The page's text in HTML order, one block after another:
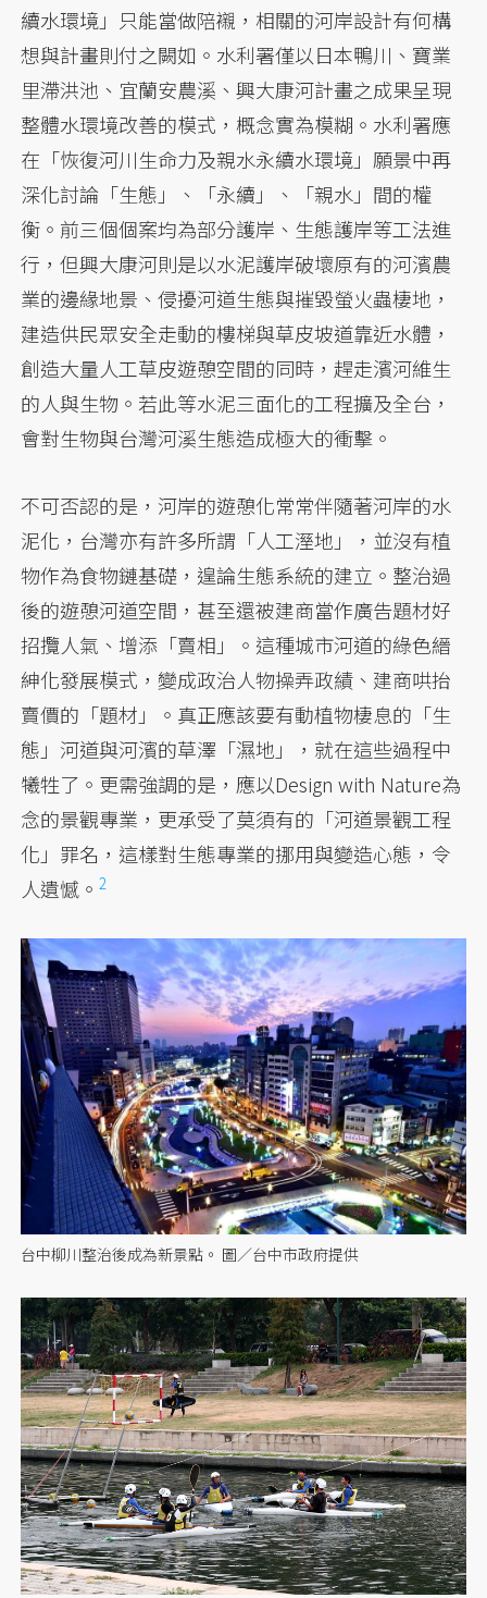
續水環境」只能當做陪襯，相關的河岸設計有何構
想與計畫則付之闕如。水利署僅以日本鴨川、寶業
里滯洪池、宜蘭安農溪、興大康河計畫之成果呈現
整體水環境改善的模式，概念實為模糊。水利署應
在「恢復河川生命力及親水永續水環境」願景中再
深化討論「生態」、「永續」、「親水」間的權
衡。前三個個案均為部分護岸、生態護岸等工法進
行，但興大康河則是以水泥護岸破壞原有的河濱農
業的邊緣地景、侵擾河道生態與摧毀螢火蟲棲地，
建造供民眾安全走動的樓梯與草皮坡道靠近水體，
創造大量人工草皮遊憩空間的同時，趕走濱河維生
的人與生物。若此等水泥三面化的工程擴及全台，
會對生物與台灣河溪生態造成極大的衝擊。
不可否認的是，河岸的遊憩化常常伴隨著河岸的水
泥化，台灣亦有許多所謂「人工溼地」，並沒有植
物作為食物鏈基礎，遑論生態系統的建立。整治過
後的遊憩河道空間，甚至還被建商當作廣告題材好
招攬人氣、增添「賣相」。這種城市河道的綠色縉
紳化發展模式，變成政治人物操弄政績、建商哄抬
賣價的「題材」。真正應該要有動植物棲息的「生
態」河道與河濱的草澤「濕地」，就在這些過程中
犧牲了。更需強調的是，應以Design with Nature為
念的景觀專業，更承受了莫須有的「河道景觀工程
化」罪名，這樣對生態專業的挪用與變造心態，令
人遺憾。2
台中柳川整治後成為新景點。 圖／台中市政府提供